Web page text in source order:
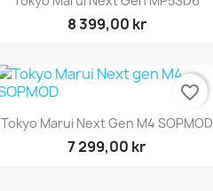
8 399,00 kr
Snabbvy
Tokyo Marui Next Gen M4 SOPMOD
7 299,00 kr
favorite_border